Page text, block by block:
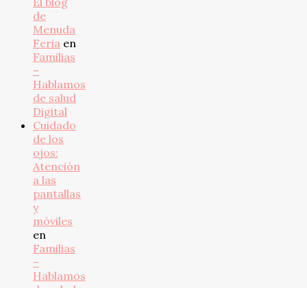
de
Menuda
Feria en
Familias
–
Hablamos
de salud
Digital
Cuidado
de los
ojos:
Atención
a las
pantallas
y
móviles
en
Familias
–
Hablamos